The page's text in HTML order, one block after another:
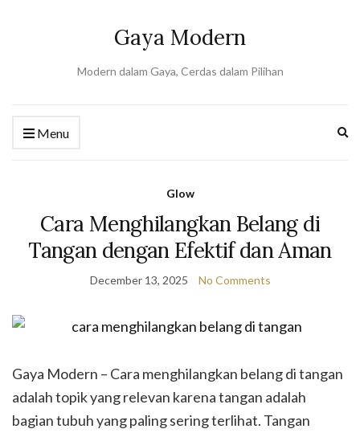
Gaya Modern
Modern dalam Gaya, Cerdas dalam Pilihan
Menu
Glow
Cara Menghilangkan Belang di
Tangan dengan Efektif dan Aman
December 13, 2025 No Comments
Gaya Modern – Cara menghilangkan belang di tangan
adalah topik yang relevan karena tangan adalah
bagian tubuh yang paling sering terlihat. Tangan